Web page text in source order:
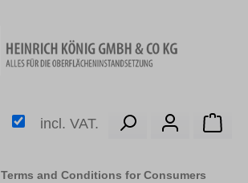
incl. VAT.
Terms and Conditions for Consumers